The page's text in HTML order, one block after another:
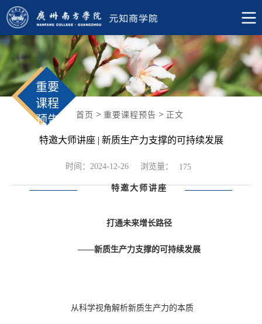
重要
课程
预告
首页 > 重要课程预告 > 正文
特邀大师讲座 | 新质生产力支撑的可持续发展
时间：2024-12-26 浏览量： 175
特邀大师讲座
打通未来增长路径
——新质生产力支撑的可持续发展
从科学视角解析新质生产力的本质